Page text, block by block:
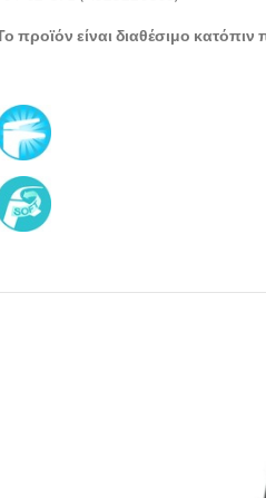
προϊόν είναι διαθέσιμο κατόπιν